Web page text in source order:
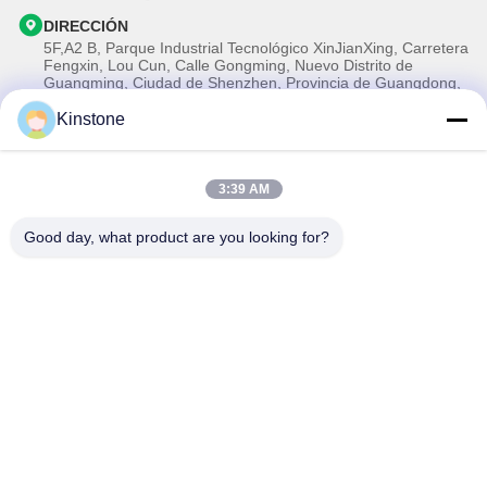
DIRECCIÓN
5F,A2 B, Parque Industrial Tecnológico XinJianXing, Carretera
Fengxin, Lou Cun, Calle Gongming, Nuevo Distrito de
Guangming, Ciudad de Shenzhen, Provincia de Guangdong,
China
Tel
0086-755-33699968
Nuestro boletín
Kinstone
3:39 AM
Good day, what product are you looking for?